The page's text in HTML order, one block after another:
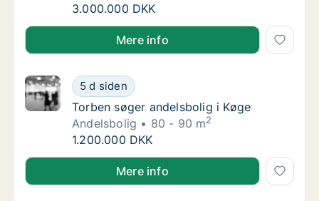
Hanne søger andelsbolig i Nordsjælland
3.000.000 DKK
Hanne søger andelsbolig i Nordsjælland
Mere info
Torben søger andelsbolig i Køge
5 d siden
Torben søger andelsbolig i Køge
Torben søger andelsbolig i Køge
Andelsbolig
80 - 90 m2
Torben søger andelsbolig i Køge
1.200.000 DKK
Torben søger andelsbolig i Køge
Mere info